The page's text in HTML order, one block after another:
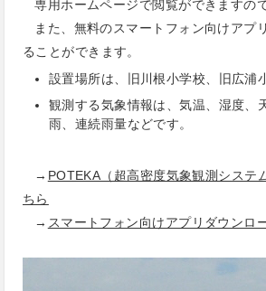
専用ホームページで閲覧ができますの
また、無料のスマートフォン向けアプ
ることができます。
設置場所は、旧川根小学校、旧広浦
観測する気象情報は、気温、湿度、
雨、連続雨量などです。
→ POTEKA（超高密度気象観測システ
ちら
→ スマートフォン向けアプリダウンロ